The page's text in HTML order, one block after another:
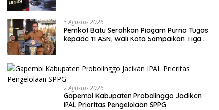
5 Agustus 2026
Pemkot Batu Serahkan Piagam Purna Tugas
kepada 11 ASN, Wali Kota Sampaikan Tiga
2 Agustus 2026
Gapembi Kabupaten Probolinggo Jadikan
IPAL Prioritas Pengelolaan SPPG